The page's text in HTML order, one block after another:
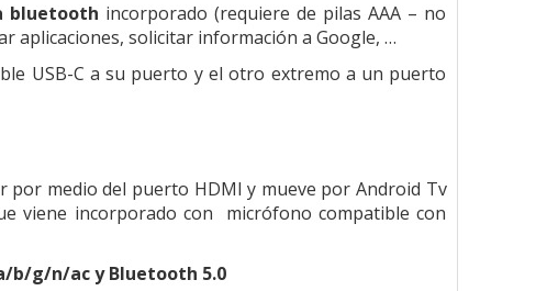
bluetooth incorporado (requiere de pilas AAA – no
aplicaciones, solicitar información a Google, …
USB-C a su puerto y el otro extremo a un puerto
por medio del puerto HDMI y mueve por Android Tv
viene incorporado con micrófono compatible con
b/g/n/ac y Bluetooth 5.0